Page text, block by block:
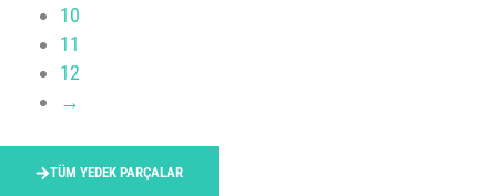
10
11
12
→
TÜM YEDEK PARÇALAR